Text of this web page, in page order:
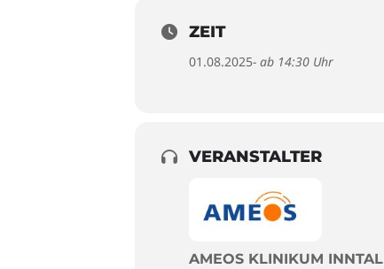
ZEIT
01.08.2025- ab 14:30 Uhr
VERANSTALTER
AMEOS KLINIKUM INNTAL